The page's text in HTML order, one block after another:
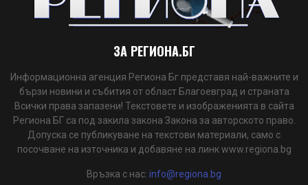
ЗА РЕГИОНА.БГ
Информационна агенция Региона Бг представя най-важните и
бързи новини и събития от област Благоевград и страната
Всички права запазени! Текстовете и изображенията в сайта
Региона БГ са под закила закона Закона за авторското право.
Допуска се публикуване на текстови материали, само с
посочване на източника и добавяне на линк www.regiona.bg
Връзка с нас: info@regiona.bg